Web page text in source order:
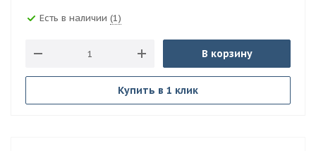
Есть в наличии (1)
В корзину
Купить в 1 клик